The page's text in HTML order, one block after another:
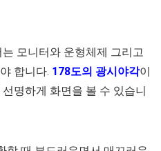
모니터와 운형체제 그리고
합니다. 178도의 광시야각이
명하게 화면을 볼 수 있습니